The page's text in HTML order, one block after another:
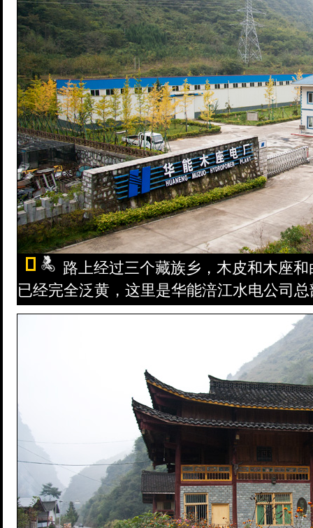
路上经过三个藏族乡，木皮和木座
已经完全泛黄，这里是华能涪江水电公司